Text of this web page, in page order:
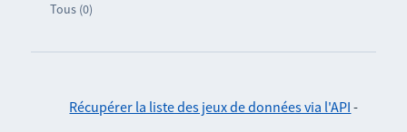
Tous (0)
Récupérer la liste des jeux de données via l'API -